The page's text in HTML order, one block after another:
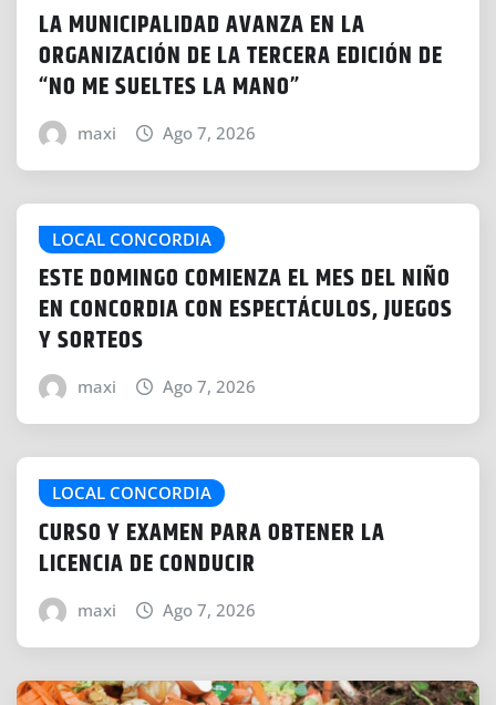
LA MUNICIPALIDAD AVANZA EN LA
ORGANIZACIÓN DE LA TERCERA EDICIÓN DE
“NO ME SUELTES LA MANO”
maxi Ago 7, 2026
LOCAL CONCORDIA
ESTE DOMINGO COMIENZA EL MES DEL NIÑO
EN CONCORDIA CON ESPECTÁCULOS, JUEGOS
Y SORTEOS
maxi Ago 7, 2026
LOCAL CONCORDIA
CURSO Y EXAMEN PARA OBTENER LA
LICENCIA DE CONDUCIR
maxi Ago 7, 2026